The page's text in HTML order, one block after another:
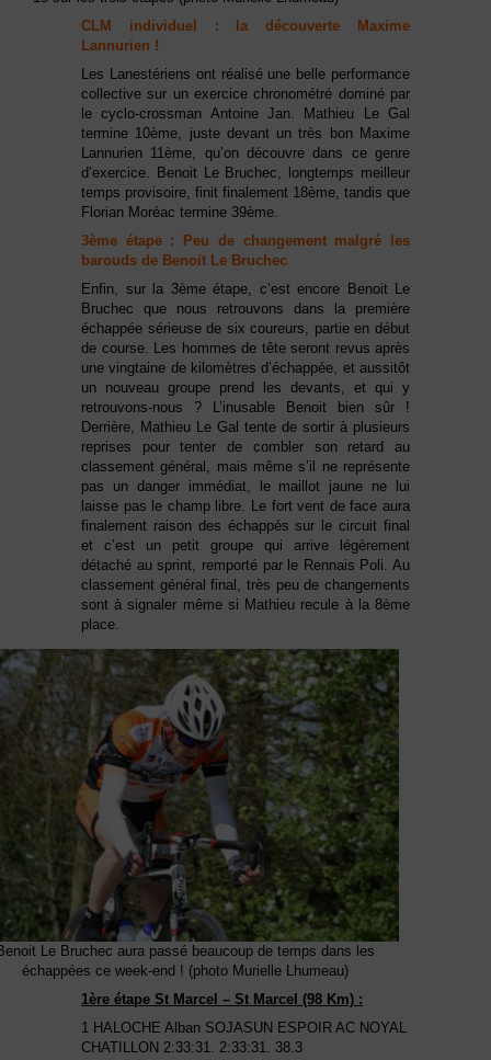
CLM individuel : la découverte Maxime
Lannurien !
Les Lanestériens ont réalisé une belle performance
collective sur un exercice chronométré dominé par
le cyclo-crossman Antoine Jan. Mathieu Le Gal
termine 10ème, juste devant un très bon Maxime
Lannurien 11ème, qu’on découvre dans ce genre
d’exercice. Benoit Le Bruchec, longtemps meilleur
temps provisoire, finit finalement 18ème, tandis que
Florian Moréac termine 39ème.
3ème étape : Peu de changement malgré les
barouds de Benoit Le Bruchec
Enfin, sur la 3ème étape, c’est encore Benoit Le
Bruchec que nous retrouvons dans la première
échappée sérieuse de six coureurs, partie en début
de course. Les hommes de tête seront revus après
une vingtaine de kilomètres d’échappée, et aussitôt
un nouveau groupe prend les devants, et qui y
retrouvons-nous ? L’inusable Benoit bien sûr !
Derrière, Mathieu Le Gal tente de sortir à plusieurs
reprises pour tenter de combler son retard au
classement général, mais même s’il ne représente
pas un danger immédiat, le maillot jaune ne lui
laisse pas le champ libre. Le fort vent de face aura
finalement raison des échappés sur le circuit final
et c’est un petit groupe qui arrive légèrement
détaché au sprint, remporté par le Rennais Poli. Au
classement général final, très peu de changements
sont à signaler même si Mathieu recule à la 8ème
place.
Le Bruchec aura passé beaucoup de temps dans les
échappées ce week-end ! (photo Murielle Lhumeau)
1ère étape St Marcel – St Marcel (98 Km) :
1 HALOCHE Alban SOJASUN ESPOIR AC NOYAL
CHATILLON 2:33:31. 2:33:31. 38.3